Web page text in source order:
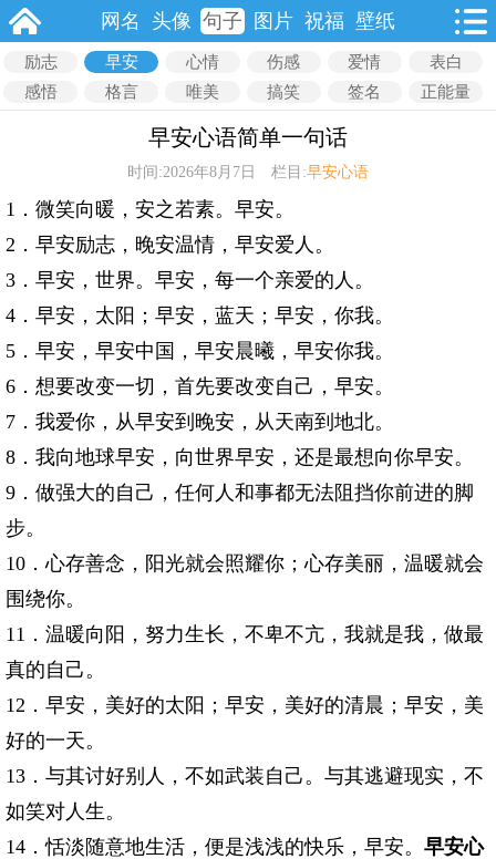
网名 头像 句子 图片 祝福 壁纸
励志 早安 心情 伤感 爱情
表白
感悟
格言 唯美 搞笑 签名 正能量
早安心语简单一句话
时间:2026年8月7日 栏目:早安心语
1．微笑向暖，安之若素。早安。
2．早安励志，晚安温情，早安爱人。
3．早安，世界。早安，每一个亲爱的人。
4．早安，太阳；早安，蓝天；早安，你我。
5．早安，早安中国，早安晨曦，早安你我。
6．想要改变一切，首先要改变自己，早安。
7．我爱你，从早安到晚安，从天南到地北。
8．我向地球早安，向世界早安，还是最想向你早安。
9．做强大的自己，任何人和事都无法阻挡你前进的脚
步。
10．心存善念，阳光就会照耀你；心存美丽，温暖就会
围绕你。
11．温暖向阳，努力生长，不卑不亢，我就是我，做最
真的自己。
12．早安，美好的太阳；早安，美好的清晨；早安，美
好的一天。
13．与其讨好别人，不如武装自己。与其逃避现实，不
如笑对人生。
14．恬淡随意地生活，便是浅浅的快乐，早安。早安心